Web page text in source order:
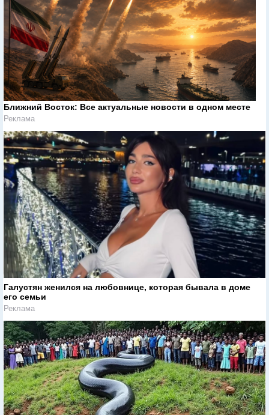
Ближний Восток: Все актуальные новости в одном месте
Реклама
Галустян женился на любовнице, которая бывала в доме
его семьи
Реклама